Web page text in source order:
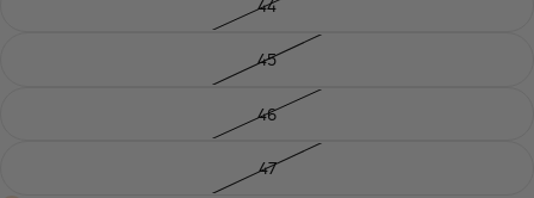
44
45
46
47